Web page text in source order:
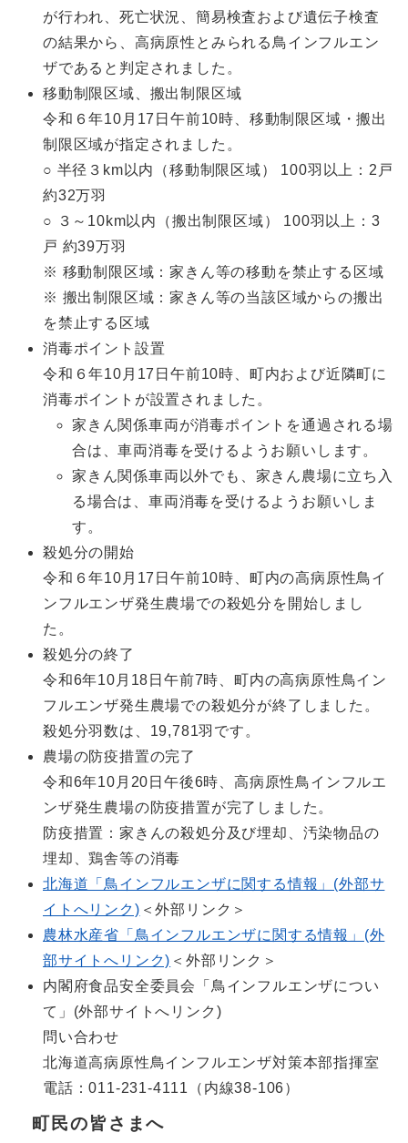
が行われ、死亡状況、簡易検査および遺伝子検査
の結果から、高病原性とみられる鳥インフルエン
ザであると判定されました。
移動制限区域、搬出制限区域
令和６年10月17日午前10時、移動制限区域・搬出
制限区域が指定されました。
○ 半径３km以内（移動制限区域） 100羽以上：2戸
約32万羽
○ ３～10km以内（搬出制限区域） 100羽以上：3
戸 約39万羽
※ 移動制限区域：家きん等の移動を禁止する区域
※ 搬出制限区域：家きん等の当該区域からの搬出
を禁止する区域
消毒ポイント設置
令和６年10月17日午前10時、町内および近隣町に
消毒ポイントが設置されました。
家きん関係車両が消毒ポイントを通過される場
合は、車両消毒を受けるようお願いします。
家きん関係車両以外でも、家きん農場に立ち入
る場合は、車両消毒を受けるようお願いしま
す。
殺処分の開始
令和６年10月17日午前10時、町内の高病原性鳥イ
ンフルエンザ発生農場での殺処分を開始しまし
た。
殺処分の終了
令和6年10月18日午前7時、町内の高病原性鳥イン
フルエンザ発生農場での殺処分が終了しました。
殺処分羽数は、19,781羽です。
農場の防疫措置の完了
令和6年10月20日午後6時、高病原性鳥インフルエ
ンザ発生農場の防疫措置が完了しました。
防疫措置：家きんの殺処分及び埋却、汚染物品の
埋却、鶏舎等の消毒
北海道「鳥インフルエンザに関する情報」(外部サ
イトへリンク) ＜外部リンク＞
農林水産省「鳥インフルエンザに関する情報」(外
部サイトへリンク) ＜外部リンク＞
内閣府食品安全委員会「鳥インフルエンザについ
て」(外部サイトへリンク)
問い合わせ
北海道高病原性鳥インフルエンザ対策本部指揮室
電話：011-231-4111（内線38-106）
町民の皆さまへ